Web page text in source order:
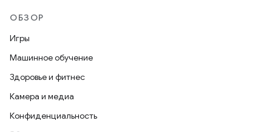
ОБЗОР
Игры
Машинное обучение
Здоровье и фитнес
Камера и медиа
Конфиденциальность